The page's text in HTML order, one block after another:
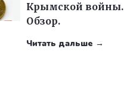
Крымской войны.
Обзор.
Читать дальше →